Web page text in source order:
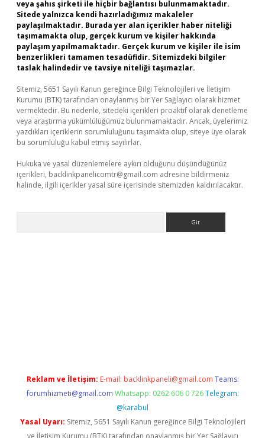
veya şahıs şirketi ile hiçbir bağlantısı bulunmamaktadır.
Sitede yalnızca kendi hazırladığımız makaleler
paylaşılmaktadır. Burada yer alan içerikler haber niteliği
taşımamakta olup, gerçek kurum ve kişiler hakkında
paylaşım yapılmamaktadır. Gerçek kurum ve kişiler ile isim
benzerlikleri tamamen tesadüfidir. Sitemizdeki bilgiler
taslak halindedir ve tavsiye niteliği taşımazlar.
Sitemiz, 5651 Sayılı Kanun gereğince Bilgi Teknolojileri ve İletişim
Kurumu (BTK) tarafından onaylanmış bir Yer Sağlayıcı olarak hizmet
vermektedir. Bu nedenle, sitedeki içerikleri proaktif olarak denetleme
veya araştırma yükümlülüğümüz bulunmamaktadır. Ancak, üyelerimiz
yazdıkları içeriklerin sorumluluğunu taşımakta olup, siteye üye olarak
bu sorumluluğu kabul etmiş sayılırlar.
Hukuka ve yasal düzenlemelere aykırı olduğunu düşündüğünüz
içerikleri, backlinkpanelicomtr@gmail.com adresine bildirmeniz
halinde, ilgili içerikler yasal süre içerisinde sitemizden kaldırılacaktır.
Reklam ve İletişim: E-mail: backlinkpaneli@gmail.com Teams:
forumhizmeti@gmail.com Whatsapp: 0262 606 0 726 Telegram:
@karabul
Yasal Uyarı: Sitemiz, 5651 Sayılı Kanun gereğince Bilgi Teknolojileri
ve İletişim Kurumu (BTK) tarafından onaylanmış bir Yer Sağlayıcı